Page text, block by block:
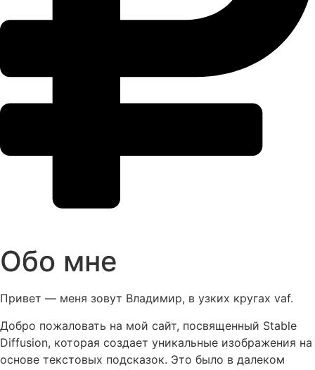
Обо мне
Привет — меня зовут Владимир, в узких кругах vaf.
Добро пожаловать на мой сайт, посвященный Stable
Diffusion, которая создает уникальные изображения на
основе текстовых подсказок. Это было в далеком